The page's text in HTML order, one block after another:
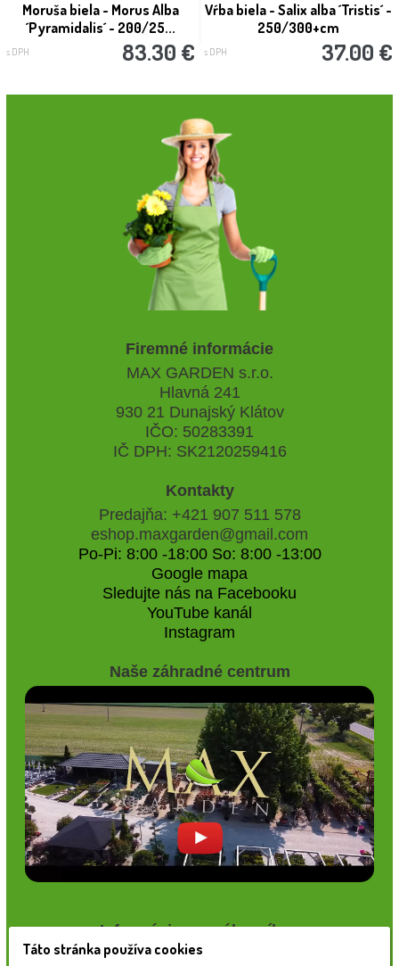
Moruša biela - Morus Alba
´Pyramidalis´ - 200/25...
s DPH 83.30 €
Vŕba biela - Salix alba ´Tristis´ -
250/300+cm
s DPH 37.00 €
Firemné informácie
MAX GARDEN s.r.o.
Hlavná 241
930 21 Dunajský Klátov
IČO: 50283391
IČ DPH: SK2120259416
Kontakty
Predajňa: +421 907 511 578
eshop.maxgarden@gmail.com
Po-Pi: 8:00 -18:00 So: 8:00 -13:00
Google mapa
Sledujte nás na Facebooku
YouTube kanál
Instagram
Naše záhradné centrum
Informácie pre zákazníkov
Blog
Táto stránka používa cookies